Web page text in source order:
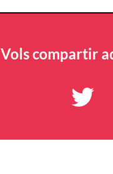
Vols compartir